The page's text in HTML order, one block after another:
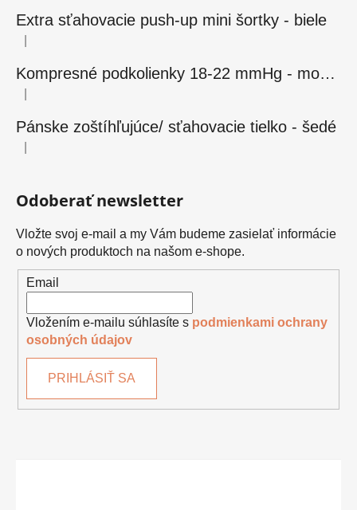
Extra sťahovacie push-up mini šortky - biele
Hodnotenie produktu je 5 z 5 hviezdičiek.
Kompresné podkolienky 18-22 mmHg - modré
Hodnotenie produktu je 5 z 5 hviezdičiek.
Pánske zoštíhľujúce/ sťahovacie tielko - šedé
Hodnotenie produktu je 5 z 5 hviezdičiek.
Odoberať newsletter
Vložte svoj e-mail a my Vám budeme zasielať informácie
o nových produktoch na našom e-shope.
Email
Vložením e-mailu súhlasíte s podmienkami ochrany
osobných údajov
PRIHLÁSIŤ SA